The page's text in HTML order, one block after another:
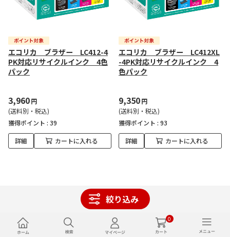
0
絞り込み
エコリカ ブラザー LC412-4
PK対応リサイクルインク 4色
パック
3,960円
(送料別・税込)
獲得ポイント : 39
詳細 カートに入れる
エコリカ ブラザー LC412XL
-4PK対応リサイクルインク 4
色パック
9,350円
(送料別・税込)
獲得ポイント : 93
詳細 カートに入れる
注目特集